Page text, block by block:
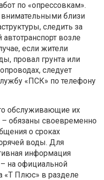
по «опрессовкам».
близи
следить за
возле
если жители
провал грунта или
следует
«ПСК» по телефону
обслуживающие их
обязаны своевременно
о сроках
воды. Для
информация
– на официальной
«Т Плюс» в разделе